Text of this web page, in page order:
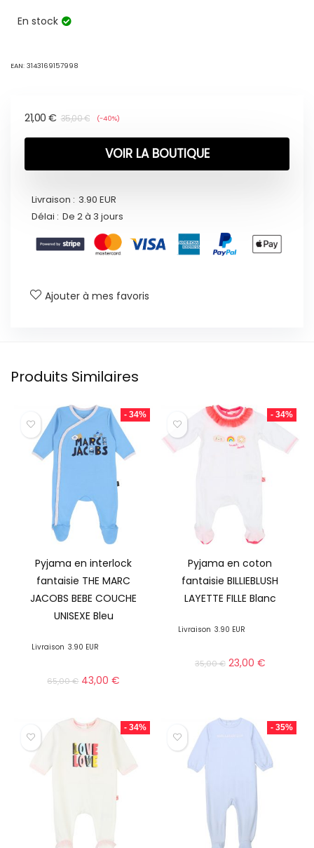
En stock
EAN: 3143169157998
35,00€
21,00 € (-40%)
VOIR LA BOUTIQUE
Livraison : 3.90 EUR
Délai : De 2 à 3 jours
Ajouter à mes favoris
Produits Similaires
- 34%
Pyjama en interlock
fantaisie THE MARC
JACOBS BEBE COUCHE
UNISEXE Bleu
Livraison 3.90 EUR
65,00€ 43,00€
- 34%
Pyjama en coton
fantaisie BILLIEBLUSH
LAYETTE FILLE Blanc
Livraison 3.90 EUR
35,00€ 23,00 €
- 34% - 35%